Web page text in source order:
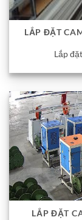
LẮP ĐẶT
Lắp
LẮP ĐẶT